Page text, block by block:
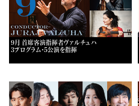
9月 首席客演指揮者ヴァルチュハ
3プログラム・5公演を指揮